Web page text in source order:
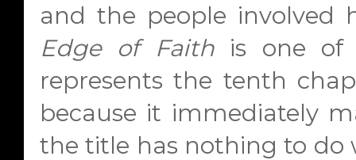
and the people involved
Edge of Faithis one of
represents the tenth
because it immediately
the title has nothing to do